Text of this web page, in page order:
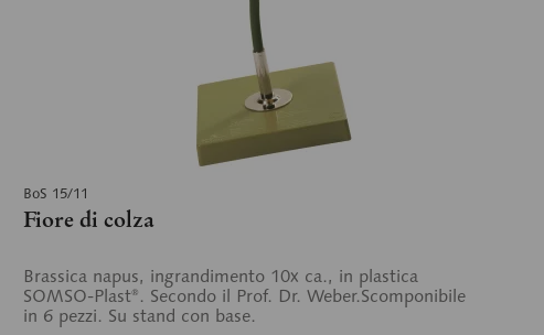
BoS 15/11
Fiore di colza
Brassica napus, ingrandimento 10x ca., in plastica
SOMSO-Plast®. Secondo il Prof. Dr. Weber.Scomponibile
in 6 pezzi. Su stand con base.